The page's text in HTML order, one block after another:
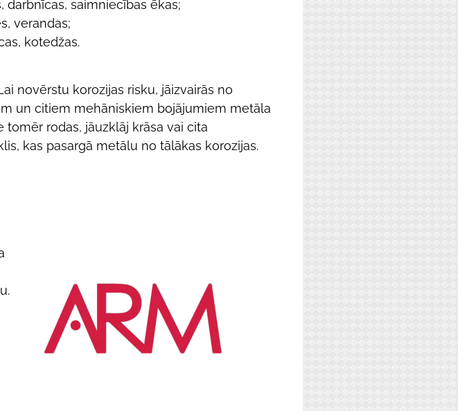
darbnīcas, saimniecības ēkas;
verandas;
kotedžas.
novērstu korozijas risku, jāizvairās no
un citiem mehāniskiem bojājumiem metāla
tomēr rodas, jāuzklāj krāsa vai cita
kas pasargā metālu no tālākas korozijas.